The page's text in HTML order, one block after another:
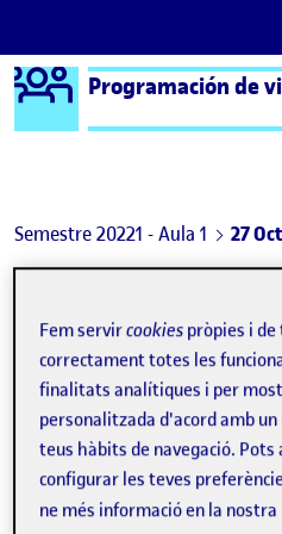
Saltar al contingut
Logo Ágora
Programación de
Semestre 20221 - Aula 1 27
Fem servircookies pròpies i
correctament totes les
finalitats analítiques i per
personalitzada d'acord amb
teus hàbits de navegació.
configurar les teves
ne més informació en la nostra